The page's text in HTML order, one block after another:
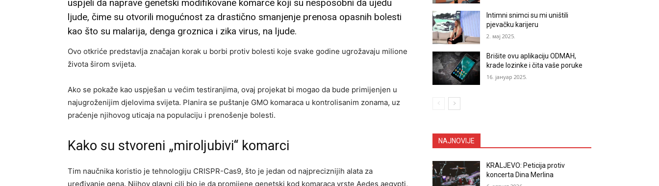
uspjeli da naprave genetski modifikovane komarce koji su nesposobni da ujedu
ljude, čime su otvorili mogućnost za drastično smanjenje prenosa opasnih bolesti
kao što su malarija, denga groznica i zika virus, na ljude.
Ovo otkriće predstavlja značajan korak u borbi protiv bolesti koje svake godine ugrožavaju milione
života širom svijeta.
Ako se pokaže kao uspješan u većim testiranjima, ovaj projekat bi mogao da bude primijenjen u
najugroženijim djelovima svijeta. Planira se puštanje GMO komaraca u kontrolisanim zonama, uz
praćenje njihovog uticaja na populaciju i prenošenje bolesti.
Kako su stvoreni „miroljubivi“ komarci
Tim naučnika koristio je tehnologiju CRISPR-Cas9, što je jedan od najpreciznijih alata za
uređivanje gena. Njihov glavni cilj bio je da promijene genetski kod komaraca vrste Aedes aegypti,
Intimni snimci su mi uništili
pjevačku karijeru
2. мај 2025.
Brišite ovu aplikaciju ODMAH,
krade lozinke i čita vaše poruke
16. јануар 2025.
NAJNOVIJE
KRALJEVO: Peticija protiv
koncerta Dina Merlina